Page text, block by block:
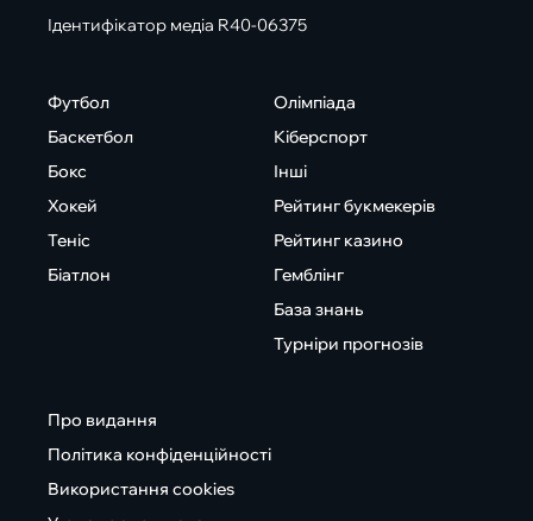
Ідентифікатор медіа R40-06375
Футбол
Баскетбол
Бокс
Хокей
Теніс
Біатлон
Олімпіада
Кіберспорт
Інші
Рейтинг букмекерів
Рейтинг казино
Гемблінг
База знань
Турніри прогнозів
Про видання
Політика конфіденційності
Використання cookies